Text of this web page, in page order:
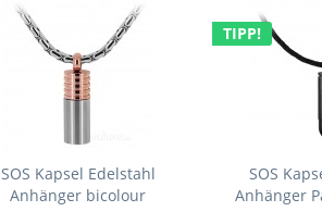
SOS Kapsel Edelstahl
Anhänger bicolour
TIPP!
SOS
Anhänger